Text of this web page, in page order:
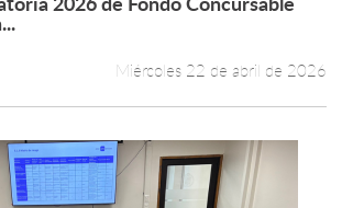
Leer más +
Miércoles 22 de abril de 2026